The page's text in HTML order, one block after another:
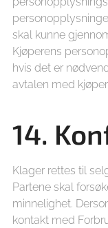
skal kunne
Kjøperens
hvis det er
avtalen med
14.
Klager rettes til
Partene skal
minnelighet.
kontakt med